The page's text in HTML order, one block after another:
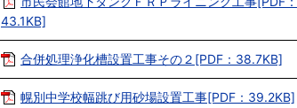
43.1KB]
合併処理浄化槽設置工事その２[PDF：38.7KB]
幌別中学校幅跳び用砂場設置工事[PDF：39.2KB]